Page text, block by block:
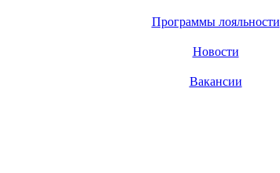
Программы лояльности
Новости
Вакансии